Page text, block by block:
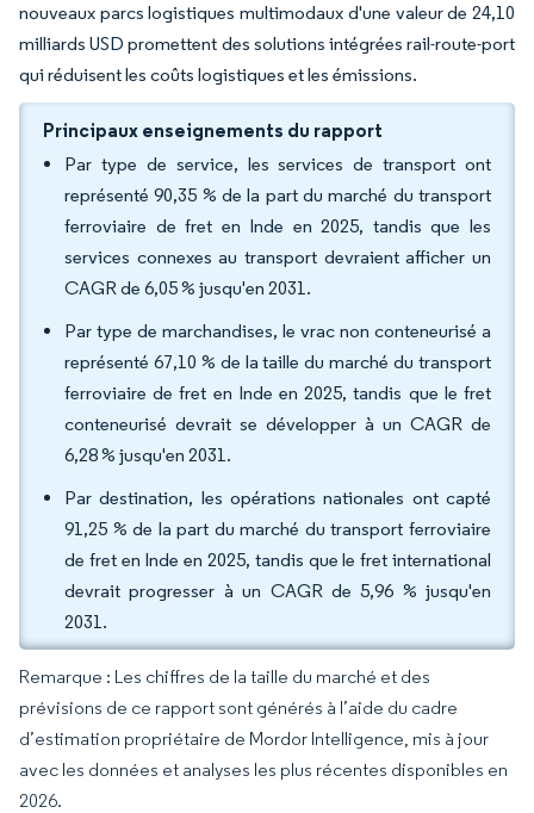
nouveaux parcs logistiques multimodaux d'une valeur de 24,10
milliards USD promettent des solutions intégrées rail-route-port
qui réduisent les coûts logistiques et les émissions.
Principaux enseignements du rapport
Par type de service, les services de transport ont
représenté 90,35 % de la part du marché du transport
ferroviaire de fret en Inde en 2025, tandis que les
services connexes au transport devraient afficher un
CAGR de 6,05 % jusqu'en 2031.
Par type de marchandises, le vrac non conteneurisé a
représenté 67,10 % de la taille du marché du transport
ferroviaire de fret en Inde en 2025, tandis que le fret
conteneurisé devrait se développer à un CAGR de
6,28 % jusqu'en 2031.
Par destination, les opérations nationales ont capté
91,25 % de la part du marché du transport ferroviaire
de fret en Inde en 2025, tandis que le fret international
devrait progresser à un CAGR de 5,96 % jusqu'en
2031.
Remarque : Les chiffres de la taille du marché et des
prévisions de ce rapport sont générés à l’aide du cadre
d’estimation propriétaire de Mordor Intelligence, mis à jour
avec les données et analyses les plus récentes disponibles en
2026.